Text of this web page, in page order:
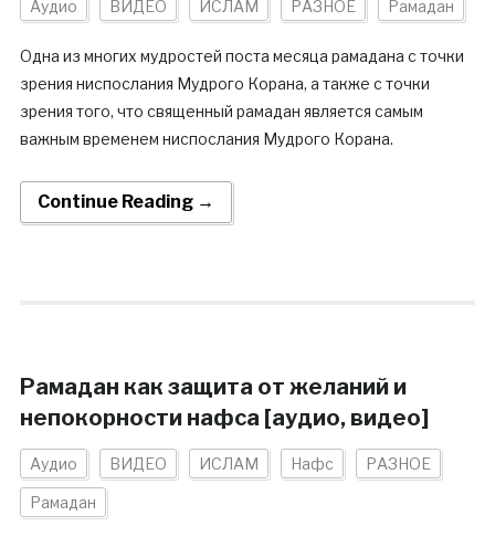
Аудио ВИДЕО ИСЛАМ РАЗНОЕ Рамадан
Одна из многих мудростей поста месяца рамадана с точки
зрения ниспослания Мудрого Корана, а также с точки
зрения того, что священный рамадан является самым
важным временем ниспослания Мудрого Корана.
Continue Reading →
Рамадан как защита от желаний и
непокорности нафса [аудио, видео]
Аудио ВИДЕО ИСЛАМ Нафс РАЗНОЕ
Рамадан